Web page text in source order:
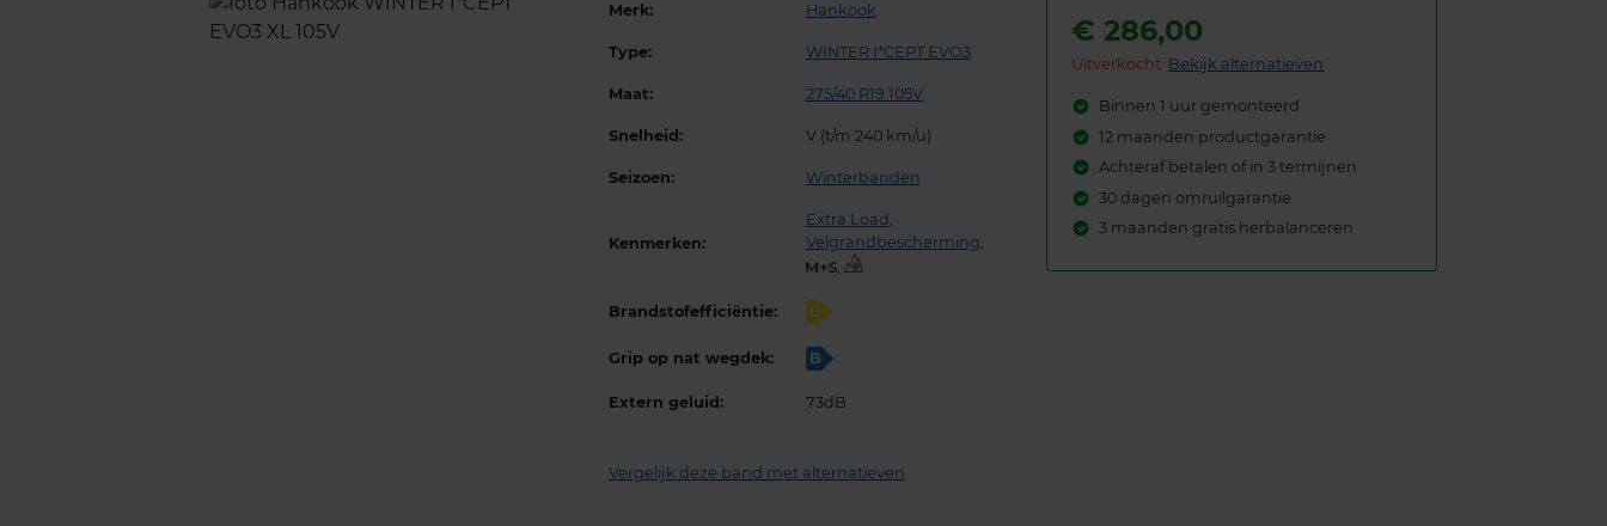
Merk: Hankook
Type: WINTER I*CEPT EVO3
Maat: 275/40 R19 105V
Snelheid: V (t/m 240 km/u)
Seizoen: Winterbanden
Kenmerken:
Extra Load ,
Velgrandbescherming,
,
Brandstofefficiëntie: C
Grip op nat wegdek: B
Extern geluid: 73dB
Vergelijk deze band met alternatieven
€286,00
Uitverkocht: Bekijk alternatieven
Binnen 1 uur gemonteerd
12 maanden productgarantie
Achteraf betalen of in 3 termijnen
30 dagen omruilgarantie
3 maanden gratis herbalanceren